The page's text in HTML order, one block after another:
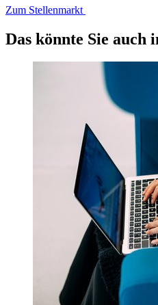
Zum Stellenmarkt
Das könnte Sie auch